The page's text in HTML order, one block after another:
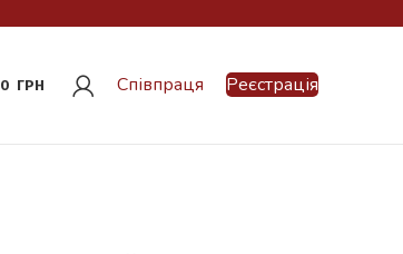
0 ГРН Співпраця Реєстрація